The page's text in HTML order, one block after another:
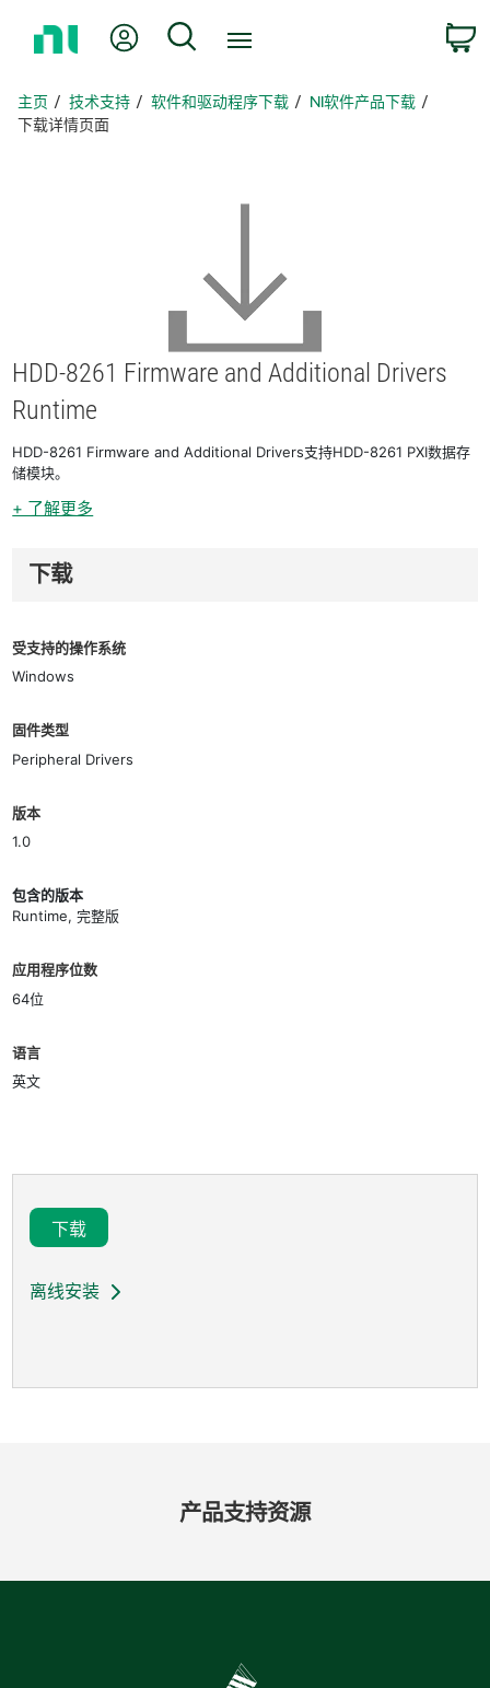
页
我的账户 搜索
主页 技术支持 软件和驱动程序下载
NI软件产品下载
下载详情页面
HDD-8261 Firmware and Additional Drivers
Runtime
HDD-8261 Firmware and Additional Drivers支持HDD-8261 PXI数据存
储模块。
+ 了解更多
下载
受支持的操作系统
Windows
固件类型
Peripheral Drivers
版本
1.0
包含的版本
Runtime, 完整版
应用程序位数
64位
语言
英文
下载
离线安装
产品​支持​资源